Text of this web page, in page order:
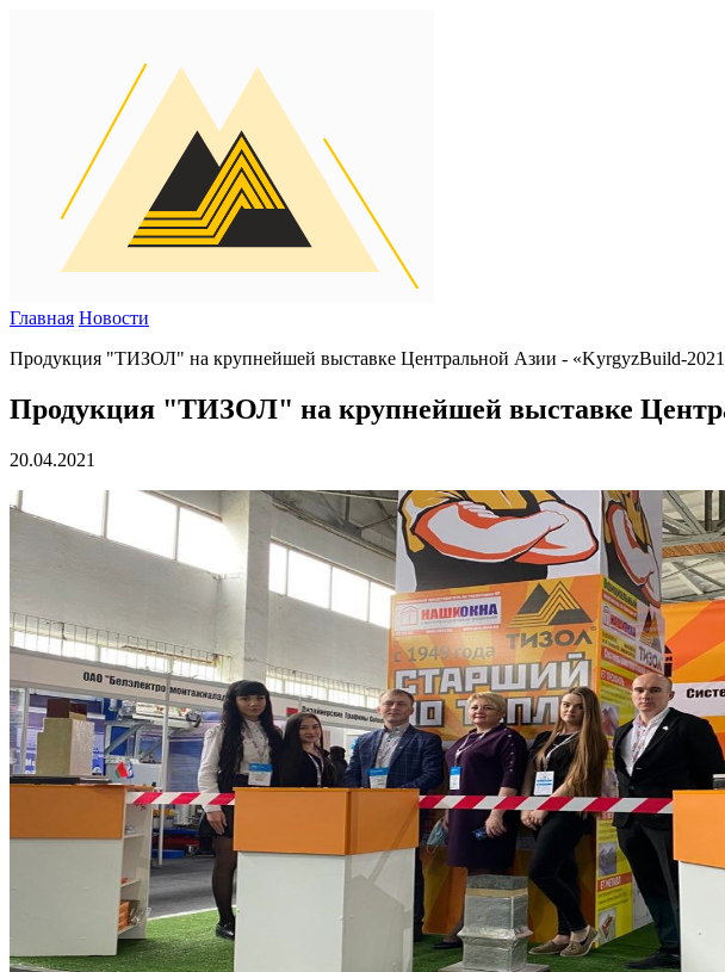
Главная Новости
Продукция "ТИЗОЛ" на крупнейшей выставке Центральной Азии - «KyrgyzBuild-
Продукция "ТИЗОЛ" на крупнейшей выставке
20.04.2021